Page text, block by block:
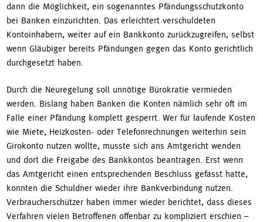
dann die Möglichkeit, ein sogenanntes Pfändungsschutzkonto
bei Banken einzurichten. Das erleichtert verschuldeten
Kontoinhabern, weiter auf ein Bankkonto zurückzugreifen, selbst
wenn Gläubiger bereits Pfändungen gegen das Konto gerichtlich
durchgesetzt haben.
Durch die Neuregelung soll unnötige Bürokratie vermieden
werden. Bislang haben Banken die Konten nämlich sehr oft im
Falle einer Pfändung komplett gesperrt. Wer für laufende Kosten
wie Miete, Heizkosten- oder Telefonrechnungen weiterhin sein
Girokonto nutzen wollte, musste sich ans Amtgericht wenden
und dort die Freigabe des Bankkontos beantragen. Erst wenn
das Amtgericht einen entsprechenden Beschluss gefasst hatte,
konnten die Schuldner wieder ihre Bankverbindung nutzen.
Verbraucherschützer haben immer wieder berichtet, dass dieses
Verfahren vielen Betroffenen offenbar zu kompliziert erschien –